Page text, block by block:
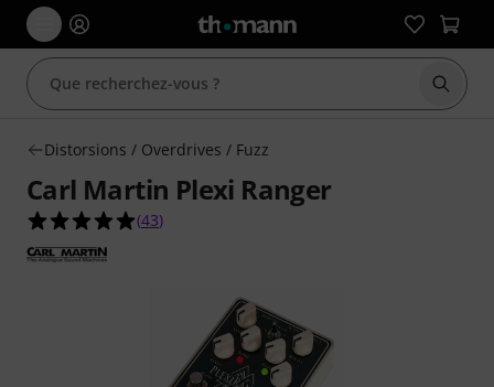
Distorsions / Overdrives / Fuzz
Carl Martin Plexi Ranger
4.9 étoiles sur 5 d'après 43 évaluations clients
(43)